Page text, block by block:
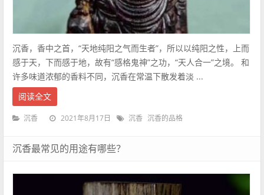
沉香，香中之首，“天地纯阳之气而生者”，所以以纯阳之性，上而
感于天，下而感于地，故有“感格鬼神”之功，“天人合一”之境。 和
许多味道浓郁的香料不同，沉香在常温下散发着淡 ...
阅读全文
沉香 2021年8月17日 沉香 沉香的品格
沉香最常见的用途有哪些？